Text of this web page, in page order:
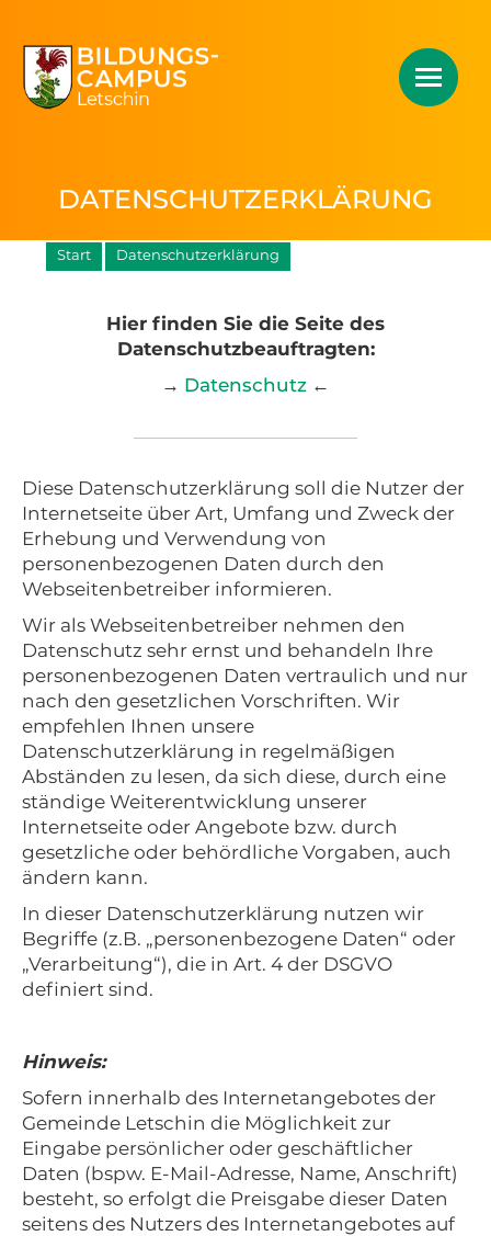
DATENSCHUTZERKLÄRUNG
Start Datenschutzerklärung
Hier finden Sie die Seite des
Datenschutzbeauftragten:
→ Datenschutz ←
Diese Datenschutzerklärung soll die Nutzer der
Internetseite über Art, Umfang und Zweck der
Erhebung und Verwendung von
personenbezogenen Daten durch den
Webseitenbetreiber informieren.
Wir als Webseitenbetreiber nehmen den
Datenschutz sehr ernst und behandeln Ihre
personenbezogenen Daten vertraulich und nur
nach den gesetzlichen Vorschriften. Wir
empfehlen Ihnen unsere
Datenschutzerklärung in regelmäßigen
Abständen zu lesen, da sich diese, durch eine
ständige Weiterentwicklung unserer
Internetseite oder Angebote bzw. durch
gesetzliche oder behördliche Vorgaben, auch
ändern kann.
In dieser Datenschutzerklärung nutzen wir
Begriffe (z.B. „personenbezogene Daten“ oder
„Verarbeitung“), die in Art. 4 der DSGVO
definiert sind.
Hinweis:
Sofern innerhalb des Internetangebotes der
Gemeinde Letschin die Möglichkeit zur
Eingabe persönlicher oder geschäftlicher
Daten (bspw. E-Mail-Adresse, Name, Anschrift)
besteht, so erfolgt die Preisgabe dieser Daten
seitens des Nutzers des Internetangebotes auf